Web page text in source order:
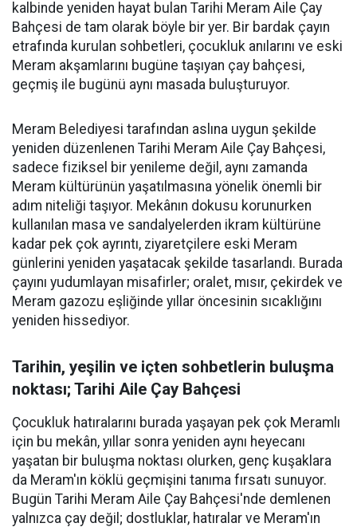
kalbinde yeniden hayat bulan Tarihi Meram Aile Çay
Bahçesi de tam olarak böyle bir yer. Bir bardak çayın
etrafında kurulan sohbetleri, çocukluk anılarını ve eski
Meram akşamlarını bugüne taşıyan çay bahçesi,
geçmiş ile bugünü aynı masada buluşturuyor.
Meram Belediyesi tarafından aslına uygun şekilde
yeniden düzenlenen Tarihi Meram Aile Çay Bahçesi,
sadece fiziksel bir yenileme değil, aynı zamanda
Meram kültürünün yaşatılmasına yönelik önemli bir
adım niteliği taşıyor. Mekânın dokusu korunurken
kullanılan masa ve sandalyelerden ikram kültürüne
kadar pek çok ayrıntı, ziyaretçilere eski Meram
günlerini yeniden yaşatacak şekilde tasarlandı. Burada
çayını yudumlayan misafirler; oralet, mısır, çekirdek ve
Meram gazozu eşliğinde yıllar öncesinin sıcaklığını
yeniden hissediyor.
Tarihin, yeşilin ve içten sohbetlerin buluşma
noktası; Tarihi Aile Çay Bahçesi
Çocukluk hatıralarını burada yaşayan pek çok Meramlı
için bu mekân, yıllar sonra yeniden aynı heyecanı
yaşatan bir buluşma noktası olurken, genç kuşaklara
da Meram'ın köklü geçmişini tanıma fırsatı sunuyor.
Bugün Tarihi Meram Aile Çay Bahçesi'nde demlenen
yalnızca çay değil; dostluklar, hatıralar ve Meram'ın